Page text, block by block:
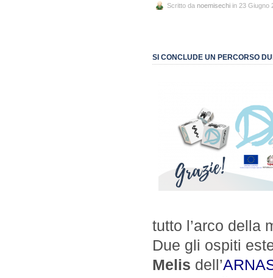
Scritto da noemisechi in 23 Giugno
SI CONCLUDE UN PERCORSO
tutto l’arco della
Due gli ospiti
Melis dell’